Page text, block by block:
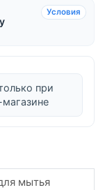
Условия
при
мытья